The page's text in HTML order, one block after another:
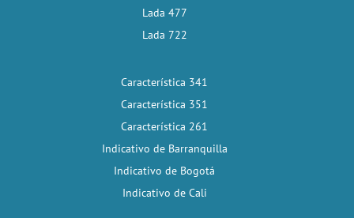
Lada 477
Lada 722
Característica 341
Característica 351
Característica 261
Indicativo de Barranquilla
Indicativo de Bogotá
Indicativo de Cali